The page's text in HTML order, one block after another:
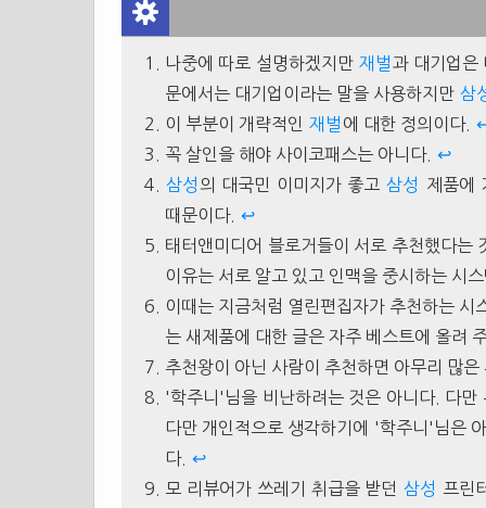
나중에 따로 설명하겠지만 재벌과 대기업은
문에서는 대기업이라는 말을 사용하지만 삼
이 부분이 개략적인 재벌 에 대한 정의이다.
꼭 살인을 해야 사이코패스는 아니다. ↩
삼성 의 대국민 이미지가 좋고 삼성
제품에
때문이다. ↩
태터앤미디어 블로거들이 서로 추천했다는
이유는 서로 알고 있고 인맥을 중시하는 시
이때는 지금처럼 열린편집자가 추천하는
는 새제품에 대한 글은 자주 베스트에 올려
추천왕이 아닌 사람이 추천하면 아무리 많
'학주니'님을 비난하려는 것은 아니다. 다
다만 개인적으로 생각하기에 '학주니'님은
다. ↩
모 리뷰어가 쓰레기 취급을 받던 삼성 프린